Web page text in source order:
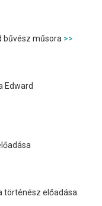
bűvész műsora >>
Edward
történész előadása